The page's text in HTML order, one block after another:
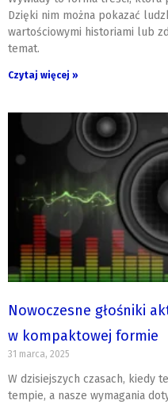
Dzięki nim można pokazać
wartościowymi historiami lub
temat.
Czytaj więcej »
Nowoczesne głośniki
w kompaktowej formie
31 marca, 2025
W dzisiejszych czasach, kiedy
tempie, a nasze wymagania